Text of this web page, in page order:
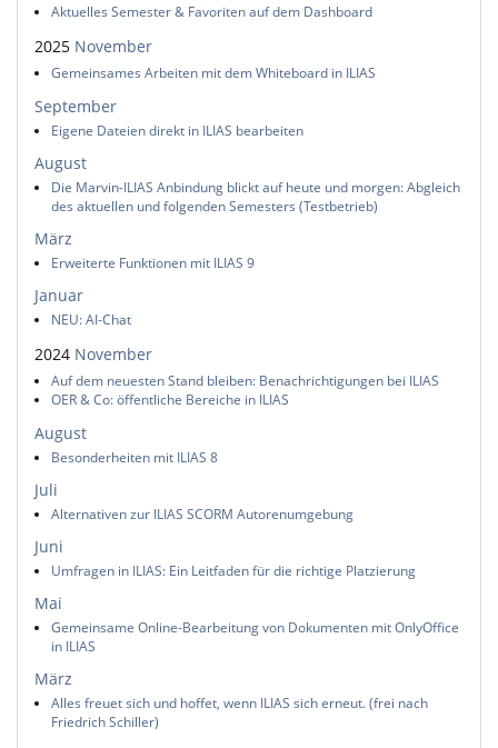
Aktuelles Semester & Favoriten auf dem Dashboard
2025 November
Gemeinsames Arbeiten mit dem Whiteboard in ILIAS
September
Eigene Dateien direkt in ILIAS bearbeiten
August
Die Marvin-ILIAS Anbindung blickt auf heute und morgen: Abgleich
des aktuellen und folgenden Semesters (Testbetrieb)
März
Erweiterte Funktionen mit ILIAS 9
Januar
NEU: AI-Chat
2024 November
Auf dem neuesten Stand bleiben: Benachrichtigungen bei ILIAS
OER & Co: öffentliche Bereiche in ILIAS
August
Besonderheiten mit ILIAS 8
Juli
Alternativen zur ILIAS SCORM Autorenumgebung
Juni
Umfragen in ILIAS: Ein Leitfaden für die richtige Platzierung
Mai
Gemeinsame Online-Bearbeitung von Dokumenten mit OnlyOffice
in ILIAS
März
Alles freuet sich und hoffet, wenn ILIAS sich erneut. (frei nach
Friedrich Schiller)